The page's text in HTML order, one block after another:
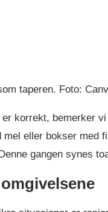
taperen. Foto:
korrekt, bemerker
mel eller bokser med
gangen synes